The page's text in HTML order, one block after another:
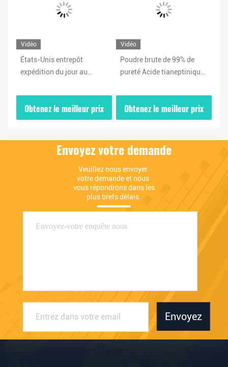
Vidéo
États-Unis entrepôt
expédition du jour au
d'antidépresseur Sulfate de
tianeptine CAS 1224690-
84-9
Obtenez le meilleur prix
Vidéo
Poudre brute de 99% de
pureté Acide tianeptinique
CAS 66981-73-5 avec
autorisation de sécurité
Obtenez le meilleur prix
Envoyez votre demande
Veuillez nous envoyer
votre demande et nous
vous répondrons dans les
plus brefs délais.
Envoyez